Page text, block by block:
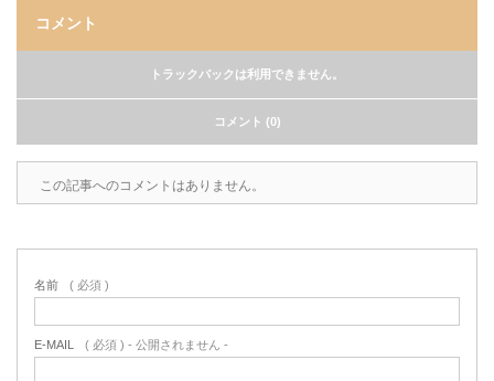
コメント
トラックバックは利用できません。
コメント (0)
この記事へのコメントはありません。
名前 ( 必須 )
E-MAIL ( 必須 ) - 公開されません -